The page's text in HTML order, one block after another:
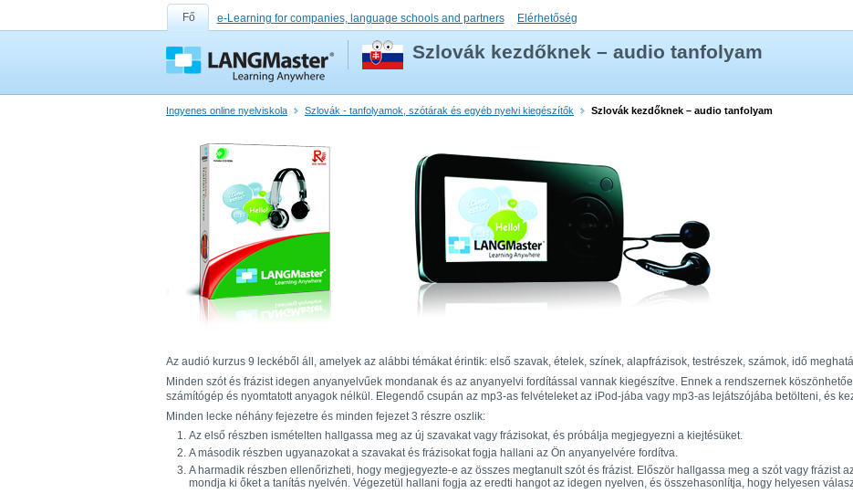
Fő e-Learning for companies, language schools and partners Elérhetőség
Szlovák kezdőknek – audio tanfolyam
Ingyenes online nyelviskola Szlovák - tanfolyamok, szótárak és egyéb nyelvi kiegészítők Szlovák kezdőknek – audio tanfolyam
Az audió kurzus 9 leckéből áll, amelyek az alábbi témákat érintik: első szavak, ételek, színek, alapfrázisok, testrészek, számok, idő
Minden szót és frázist idegen anyanyelvűek mondanak és az anyanyelvi fordítással vannak kiegészítve. Ennek a rendszernek
számítógép és nyomtatott anyagok nélkül. Elegendő csupán az mp3-as felvételeket az iPod-jába vagy mp3-as lejátszójába betölteni, és
Minden lecke néhány fejezetre és minden fejezet 3 részre oszlik:
Az első részben ismételten hallgassa meg az új szavakat vagy frázisokat, és próbálja megjegyezni a kiejtésüket.
A második részben ugyanazokat a szavakat és frázisokat fogja hallani az Ön anyanyelvére fordítva.
A harmadik részben ellenőrizheti, hogy megjegyezte-e az összes megtanult szót és frázist. Először hallgassa meg a szót vagy frázist
mondja ki őket a tanítás nyelvén. Végezetül hallani fogja az eredti hangot az idegen nyelven, és összehasonlítja, hogy helyesen